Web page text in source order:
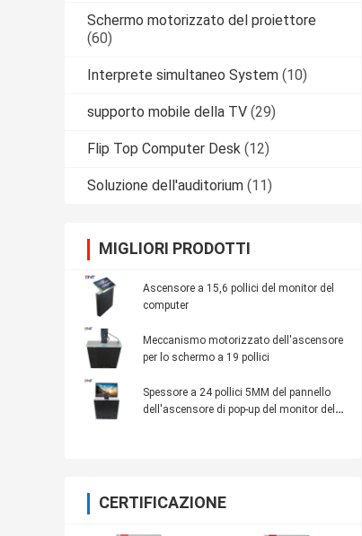
Schermo motorizzato del proiettore
(60)
Interprete simultaneo System (10)
supporto mobile della TV (29)
Flip Top Computer Desk (12)
Soluzione dell'auditorium (11)
MIGLIORI PRODOTTI
Ascensore a 15,6 pollici del monitor del
computer
Meccanismo motorizzato dell'ascensore
per lo schermo a 19 pollici
Spessore a 24 pollici 5MM del pannello
dell'ascensore di pop-up del monitor del
CERTIFICAZIONE